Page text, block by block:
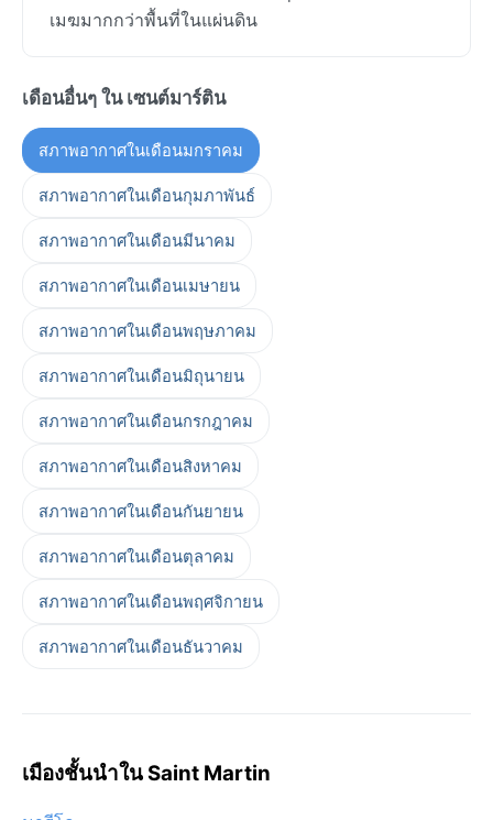
เมฆมากกว่าพื้นที่ในแผ่นดิน
เดือนอื่นๆ ใน เซนต์มาร์ติน
สภาพอากาศในเดือนมกราคม
สภาพอากาศในเดือนกุมภาพันธ์
สภาพอากาศในเดือนมีนาคม
สภาพอากาศในเดือนเมษายน
สภาพอากาศในเดือนพฤษภาคม
สภาพอากาศในเดือนมิถุนายน
สภาพอากาศในเดือนกรกฎาคม
สภาพอากาศในเดือนสิงหาคม
สภาพอากาศในเดือนกันยายน
สภาพอากาศในเดือนตุลาคม
สภาพอากาศในเดือนพฤศจิกายน
สภาพอากาศในเดือนธันวาคม
เมืองชั้นนำใน Saint Martin